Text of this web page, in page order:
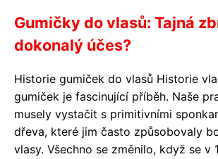
Gumičky do vlasů: Tajná
dokonalý účes?
Historie gumiček do vlasů Historie
gumiček je fascinující příběh. Naše
musely vystačit s primitivními
dřeva, které jim často způsobovaly
vlasy. Všechno se změnilo, když se v